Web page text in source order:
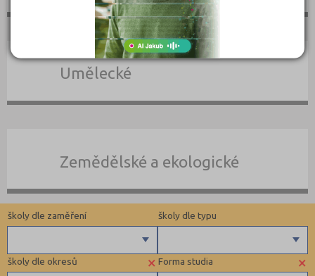
Umělecké
Zemědělské a ekologické
×
Forma studia
×
školy dle okresů
školy dle typu
Soukromé
školy dle zaměření
Zdravotnické